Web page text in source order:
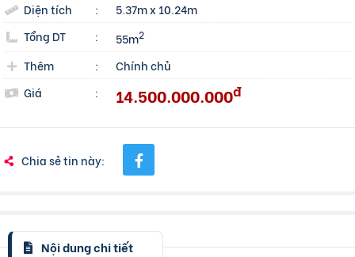
Diện tích
:
5.37m x 10.24m
Tổng DT
: 55m2
Thêm :
Chính chủ
Giá
: 14.500.000.000đ
Chia sẻ tin này:
Nội dung chi tiết